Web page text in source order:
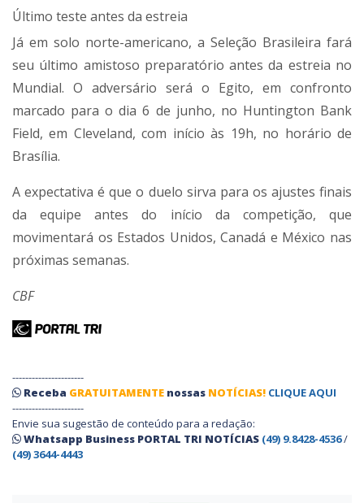
Último teste antes da estreia
Já em solo norte-americano, a Seleção Brasileira fará
seu último amistoso preparatório antes da estreia no
Mundial. O adversário será o Egito, em confronto
marcado para o dia 6 de junho, no Huntington Bank
Field, em Cleveland, com início às 19h, no horário de
Brasília.
A expectativa é que o duelo sirva para os ajustes finais
da equipe antes do início da competição, que
movimentará os Estados Unidos, Canadá e México nas
próximas semanas.
CBF
----------------------
Receba GRATUITAMENTE nossas NOTÍCIAS! CLIQUE AQUI
----------------------
Envie sua sugestão de conteúdo para a redação:
Whatsapp Business PORTAL TRI NOTÍCIAS (49) 9.8428-4536/
(49) 3644-4443